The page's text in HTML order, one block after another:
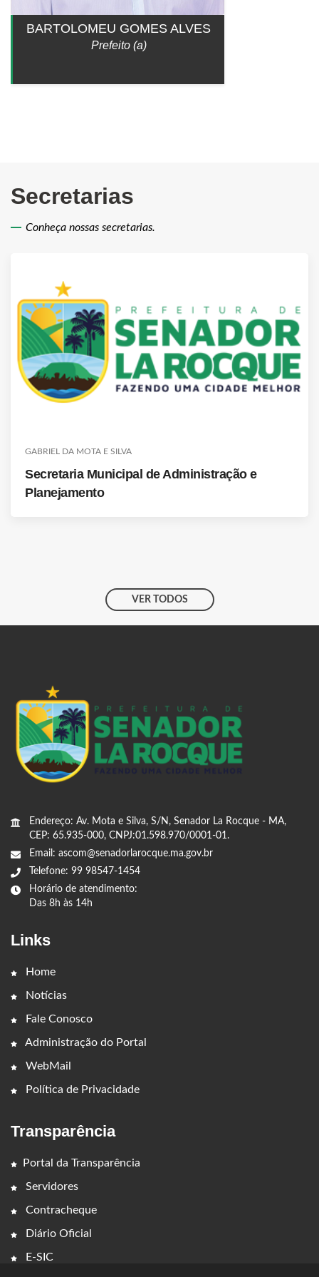
BARTOLOMEU GOMES ALVES
Prefeito (a)
Secretarias
Conheça nossas secretarias.
GABRIEL DA MOTA E SILVA
Secretaria Municipal de Administração e
Planejamento
VER TODOS
Endereço: Av. Mota e Silva, S/N, Senador La Rocque - MA,
CEP: 65.935-000, CNPJ:01.598.970/0001-01.
Email: ascom@senadorlarocque.ma.gov.br
Telefone: 99 98547-1454
Horário de atendimento:
Das 8h às 14h
Links
Home
Notícias
Fale Conosco
Administração do Portal
WebMail
Política de Privacidade
Transparência
Portal da Transparência
Servidores
Contracheque
Diário Oficial
E-SIC